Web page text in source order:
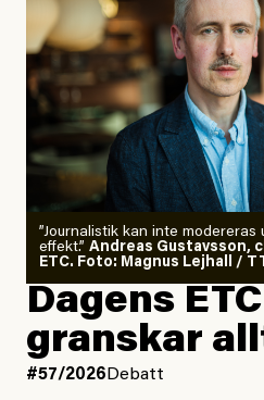
”Journalistik kan inte
effekt.” Andreas Gustavsson,
ETC. Foto: Magnus Lejhall /
Dagens
granskar
#57/2026 Debatt